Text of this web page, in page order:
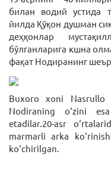
билан водий устида
йилда Қўқон душман
деҳқонлар
бўлганларига кшна
фақат Нодиранинг
Buxoro xoni
Nodiraning o‘zini
etadilar.20-asr
marmarli arka
ko‘chirilgan.